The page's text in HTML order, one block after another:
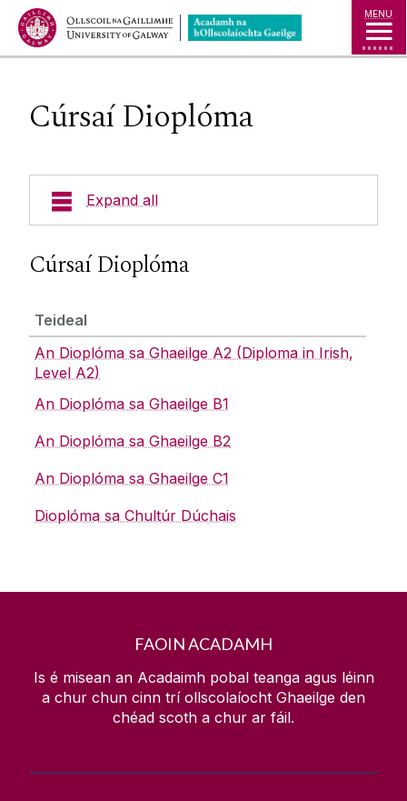
Jump to Content MENU
Cúrsaí Dioplóma
Expand all
Cúrsaí
Cúrsaí Céime
Cúrsaí Dioplóma
Cúrsaí Eile
Ionaid
Tionscadail
Foireann
Eolas Fúinn
An Scéal is deireanaí
Scéim Cónaitheachta Gaeilge
Cúrsaí Dioplóma
Teideal
An Dioplóma sa Ghaeilge A2 (Diploma in Irish,
Level A2)
An Dioplóma sa Ghaeilge B1
An Dioplóma sa Ghaeilge B2
An Dioplóma sa Ghaeilge C1
Dioplóma sa Chultúr Dúchais
FAOIN ACADAMH
Is é misean an Acadaimh pobal teanga agus léinn
a chur chun cinn trí ollscolaíocht Ghaeilge den
chéad scoth a chur ar fáil.